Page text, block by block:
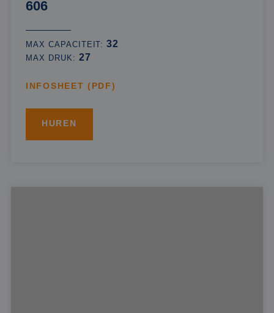
606
MAX CAPACITEIT:32
MAX DRUK: 27
INFOSHEET (PDF)
HUREN